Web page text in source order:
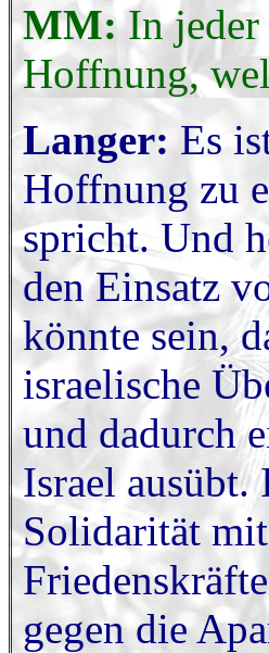
MM:In jeder
Hoffnung,
Langer: Es
Hoffnung zu
spricht. Und
den Einsatz
könnte sein,
israelische
und dadurch
Israel ausübt.
Solidarität mit
gegen die